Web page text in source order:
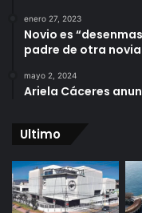
enero 27, 2023
Novio es
padre de otra
mayo 2, 2024
Ariela Cáceres
Ultimo